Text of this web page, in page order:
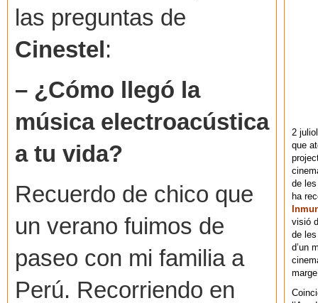
las preguntas de
Cinestel :
– ¿Cómo llegó la
música electroacústica
a tu vida?
Recuerdo de chico que
un verano fuimos de
paseo con mi familia a
Perú. Recorriendo en
2
que
de
ha
visió
de
d’un